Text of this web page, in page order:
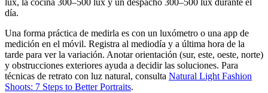
lux, la cocina 300–500 lux y un despacho 300–500 lux durante el
día.
Una forma práctica de medirla es con un luxómetro o una app de
medición en el móvil. Registra al mediodía y a última hora de la
tarde para ver la variación. Anotar orientación (sur, este, oeste, norte)
y obstrucciones exteriores ayuda a decidir las soluciones. Para
técnicas de retrato con luz natural, consulta Natural Light Fashion
Shoots: 7 Steps to Better Portraits.